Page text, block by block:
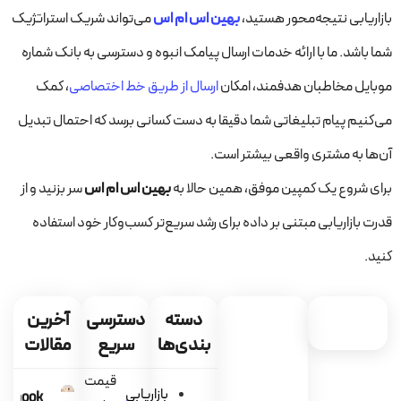
بازاریابی نتیجه‌محور هستید،بهین اس ام اسمی‌تواند شریک استراتژیک
شما باشد. ما با ارائه خدمات ارسال پیامک انبوه و دسترسی به بانک شماره
موبایل مخاطبان هدفمند، امکانارسال از طریق خط اختصاصی، کمک
می‌کنیم پیام تبلیغاتی شما دقیقا به دست کسانی برسد که احتمال تبدیل
آن‌ها به مشتری واقعی بیشتر است.
برای شروع یک کمپین موفق، همین حالا بهبهین اس ام اسسر بزنید و از
قدرت بازاریابی مبتنی بر داده برای رشد سریع‌تر کسب‌وکار خود استفاده
کنید.
دسته
بندی‌ها
بازاریابی
دسترسی
سریع
قیمت
آخرین
مقالات